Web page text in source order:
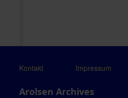
Kontakt Impressum
Arolsen Archives